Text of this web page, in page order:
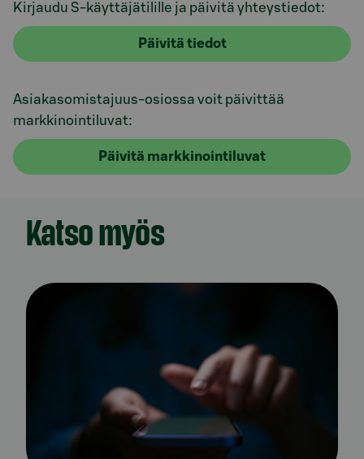
Kirjaudu S-käyttäjätilille ja päivitä yhteystiedot:
Päivitä tiedot
Asiakasomistajuus-osiossa voit päivittää
markkinointiluvat:
Päivitä markkinointiluvat
Katso myös